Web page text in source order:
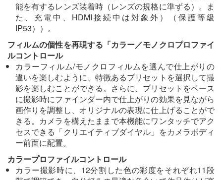
能を有するレンズ装着時（レンズの規格に準ずる）。ま
た、充電中、HDMI接続中は対象外）（保護等級
IP53））。
フィルムの個性を再現する「カラー／モノクロプロファイ
ルコントロール
カラーフィルム/モノクロフィルムを選んで仕上がりの
違いを楽しむように、特徴あるプリセットを選択して撮
影を楽しむことができる。さらに、プリセットをベース
に撮影時にファインダー内で仕上がりの効果を見ながら
画作りを調整し、オリジナルの表現に仕上げることがで
きる。カメラを構えたままで本機能にワンタッチでアク
セスできる「クリエイティブダイヤル」をカメラボディ
ー前面に配置。
カラープロファイルコントロール
カラー撮影時に、12分割した色の彩度をそれぞれ11段